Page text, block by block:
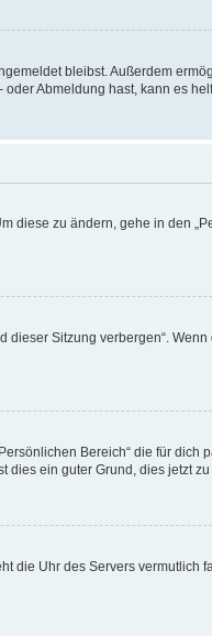
bleibst. Außerdem
Abmeldung hast, kann es
zu ändern, gehe in den
Sitzung verbergen“.
Bereich“ die für dich
ein guter Grund, dies jetzt zu
die Uhr des Servers vermutlich